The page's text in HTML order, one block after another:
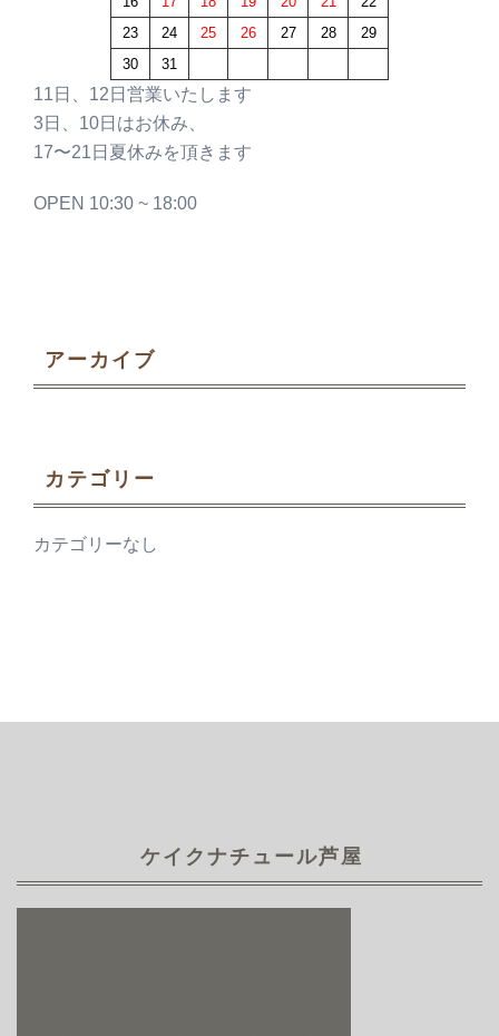
23
24 25 26 27 28
29
30
31
11日、12日営業いたします
3日、10日はお休み、
17〜21日夏休みを頂きます
OPEN 10:30 ~ 18:00
アーカイブ
カテゴリー
カテゴリーなし
ケイクナチュール芦屋